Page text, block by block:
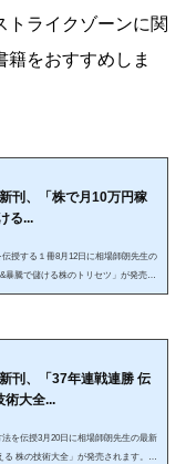
トライクゾーンに関
籍をおすすめしま
刊、「株で月10万円稼
る...
授する１冊8月12日に相場師朗先生の
暴騰で儲ける株のトリセツ」が発売さ
人投資家の間で根強い人気を誇る相
刊、「37年連戦連勝 伝
術大全...
を伝授3月20日に相場師朗先生の最新
株の技術大全」が発売されます。以